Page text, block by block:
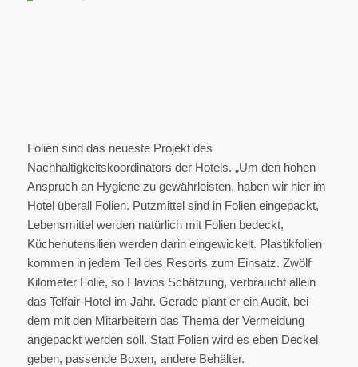
Folien sind das neueste Projekt des
Nachhaltigkeitskoordinators der Hotels. „Um den hohen
Anspruch an Hygiene zu gewährleisten, haben wir hier im
Hotel überall Folien. Putzmittel sind in Folien eingepackt,
Lebensmittel werden natürlich mit Folien bedeckt,
Küchenutensilien werden darin eingewickelt. Plastikfolien
kommen in jedem Teil des Resorts zum Einsatz. Zwölf
Kilometer Folie, so Flavios Schätzung, verbraucht allein
das Telfair-Hotel im Jahr. Gerade plant er ein Audit, bei
dem mit den Mitarbeitern das Thema der Vermeidung
angepackt werden soll. Statt Folien wird es eben Deckel
geben, passende Boxen, andere Behälter.